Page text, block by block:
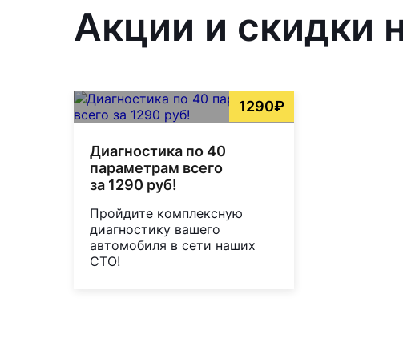
Акции и скидки
1290₽
Диагностика по 40
параметрам всего
за 1290 руб!
Пройдите комплексную
диагностику вашего
автомобиля в сети наших
СТО!